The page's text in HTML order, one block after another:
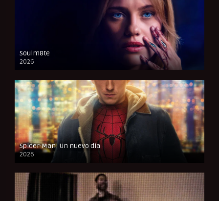
Soulm8te
2026
FULL HD
Spider-Man: Un nuevo día
2026
CAM